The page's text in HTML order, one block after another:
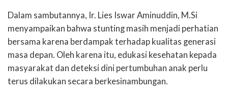
Dalam sambutannya, Ir. Lies Iswar Aminuddin, M.Si
menyampaikan bahwa stunting masih menjadi perhatian
bersama karena berdampak terhadap kualitas generasi
masa depan. Oleh karena itu, edukasi kesehatan kepada
masyarakat dan deteksi dini pertumbuhan anak perlu
terus dilakukan secara berkesinambungan.